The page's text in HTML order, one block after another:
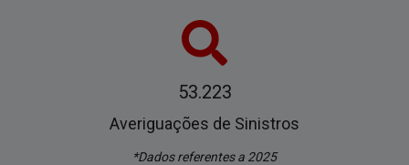
53.223
Averiguações de Sinistros
*Dados referentes a 2025